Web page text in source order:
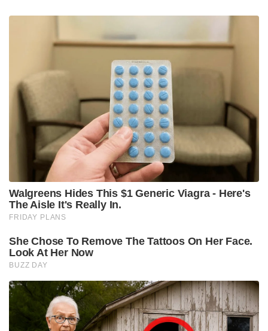
Walgreens Hides This $1 Generic Viagra - Here's
The Aisle It's Really In.
FRIDAY PLANS
She Chose To Remove The Tattoos On Her Face.
Look At Her Now
BUZZ DAY